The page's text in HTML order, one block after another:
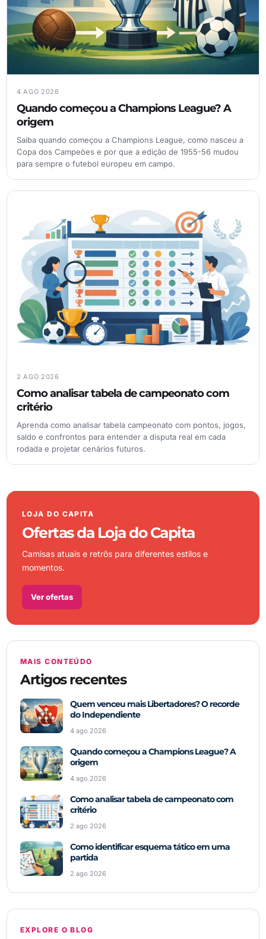
4 AGO 2026
Quando começou a Champions League? A
origem
Saiba quando começou a Champions League, como nasceu a
Copa dos Campeões e por que a edição de 1955-56 mudou
para sempre o futebol europeu em campo.
2 AGO 2026
Como analisar tabela de campeonato com
critério
Aprenda como analisar tabela campeonato com pontos, jogos,
saldo e confrontos para entender a disputa real em cada
rodada e projetar cenários futuros.
LOJA DO CAPITA
Ofertas da Loja do Capita
Camisas atuais e retrôs para diferentes estilos e
momentos.
Ver ofertas
MAIS CONTEÚDO
Artigos recentes
Quem venceu mais Libertadores? O recorde
do Independiente
4 ago 2026
Quando começou a Champions League? A
origem
4 ago 2026
Como analisar tabela de campeonato com
critério
2 ago 2026
Como identificar esquema tático em uma
partida
2 ago 2026
EXPLORE O BLOG